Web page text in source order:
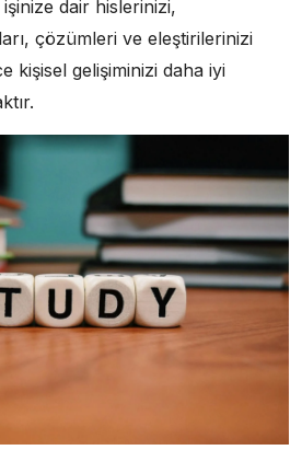
dair hislerinizi,
çözümleri ve eleştirilerinizi
kişisel gelişiminizi daha iyi